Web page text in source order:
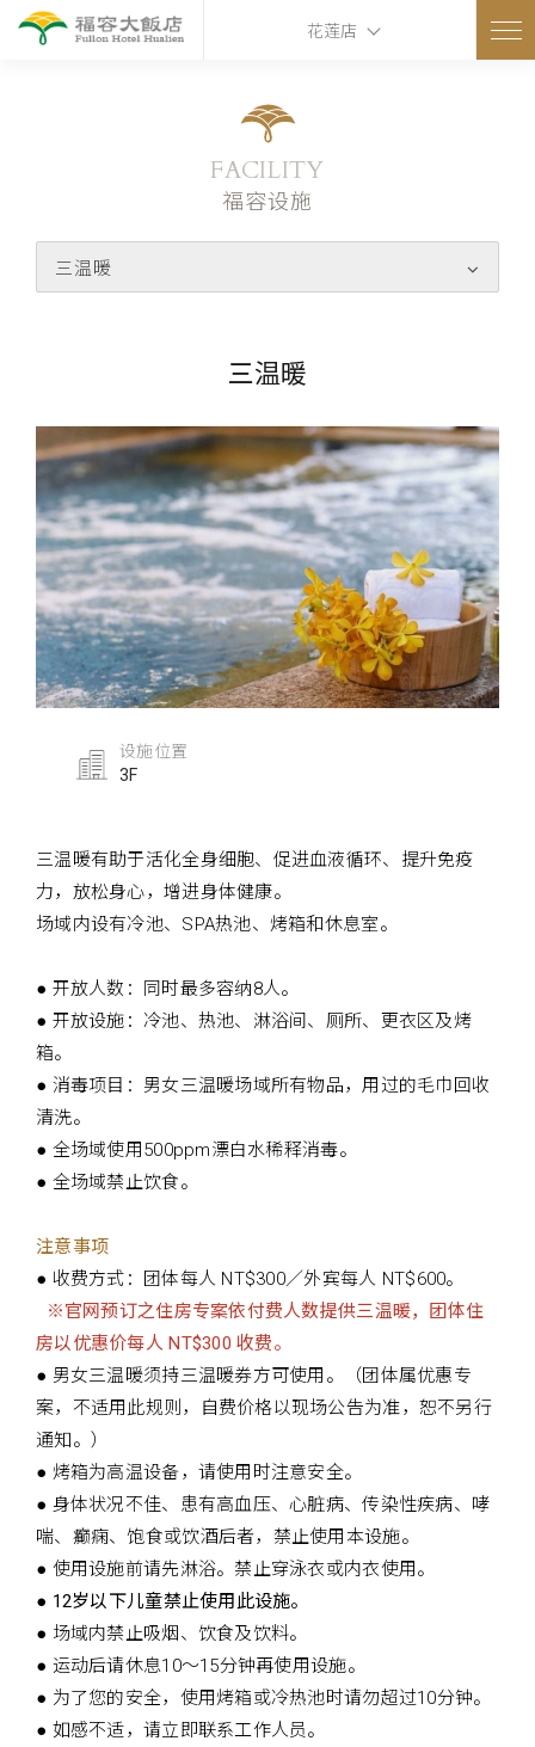
花莲店
FACILITY
福容设施
三温暖
三温暖
设施位置
3F
三温暖有助于活化全身细胞、促进血液循环、提升免疫
力，放松身心，增进身体健康。
场域内设有冷池、SPA热池、烤箱和休息室。
● 开放人数：同时最多容纳8人。
● 开放设施：冷池、热池、淋浴间、厕所、更衣区及烤
箱。
● 消毒项目：男女三温暖场域所有物品，用过的毛巾回收
清洗。
● 全场域使用500ppm漂白水稀释消毒。
● 全场域禁止饮食。
注意事项
● 收费方式：团体每人 NT$300／外宾每人 NT$600。
※官网预订之住房专案依付费人数提供三温暖，团体住
房以优惠价每人 NT$300 收费。
● 男女三温暖须持三温暖券方可使用。（团体属优惠专
案，不适用此规则，自费价格以现场公告为准，恕不另行
通知。）
● 烤箱为高温设备，请使用时注意安全。
● 身体状况不佳、患有高血压、心脏病、传染性疾病、哮
喘、癫痫、饱食或饮酒后者，禁止使用本设施。
● 使用设施前请先淋浴。禁止穿泳衣或内衣使用。
● 12岁以下儿童禁止使用此设施。
● 场域内禁止吸烟、饮食及饮料。
● 运动后请休息10～15分钟再使用设施。
● 为了您的安全，使用烤箱或冷热池时请勿超过10分钟。
● 如感不适，请立即联系工作人员。